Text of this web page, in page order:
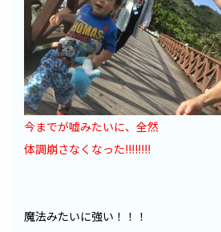
今までが嘘みたいに、全然
体調崩さなくなった!!!!!!!!
魔法みたいに強い！！！